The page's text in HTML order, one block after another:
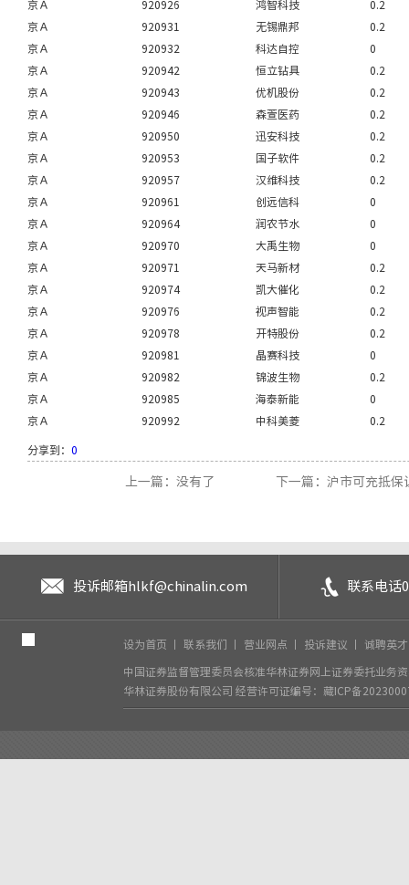
京Ａ 920926 鸿智科技
0.2
京Ａ
920931 无锡鼎邦
0.2
京Ａ
920932 科达自控
0
京Ａ
920942 恒立钻具
0.2
京Ａ
920943 优机股份
0.2
京Ａ
920946 森萱医药
0.2
京Ａ
920950 迅安科技
0.2
京Ａ
920953 国子软件
0.2
京Ａ
920957 汉维科技
0.2
京Ａ
920961 创远信科
0
京Ａ
920964 润农节水
0
京Ａ
920970 大禹生物
0
京Ａ
920971 天马新材
0.2
京Ａ
920974 凯大催化
0.2
京Ａ
920976 视声智能
0.2
京Ａ
920978 开特股份
0.2
京Ａ
920981 晶赛科技
0
京Ａ
920982 锦波生物
0.2
京Ａ
920985 海泰新能
0
京Ａ
920992 中科美菱 0.2
分享到： 0
上一篇：没有了 下一篇：沪市可充抵保
投诉邮箱 hlkf@chinalin.com 联系电话
设为首页 联系我们 营业网点 投诉建议 诚聘英
中国证券监督管理委员会核准华林证券网上证券委托业务
华林证券股份有限公司 经营许可证编号：藏ICP备